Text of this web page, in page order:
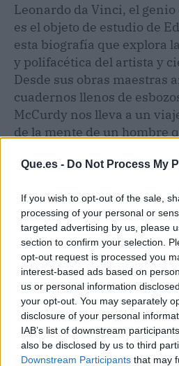
Que.es - Do Not Process My
If you wish to opt-out of the sale,
processing of your personal or
targeted advertising by us, please
section to confirm your selection.
opt-out request is processed you
interest-based ads based on
us or personal information
your opt-out. You may separately
disclosure of your personal
IAB’s list of downstream
also be disclosed by us to third
Downstream Participants that may
Leonardo da Vinci, el
es el objeto de estudio de
esta biografía que explora
y polifacética del artista y
Desde sus obras maestras
cuadernos llenos de
McCurdy nos lleva a un
de la mente de un hombre